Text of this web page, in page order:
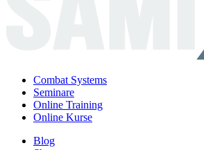
Combat Systems
Seminare
Online Training
Online Kurse
Blog